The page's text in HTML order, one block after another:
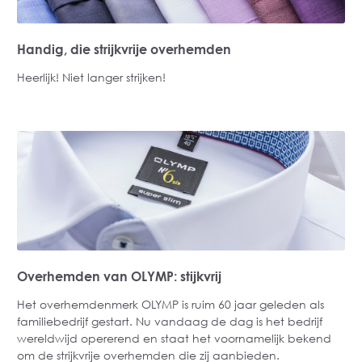
Handig, die strijkvrije overhemden
Heerlijk! Niet langer strijken!
Overhemden van OLYMP: stijkvrij
Het overhemdenmerk OLYMP is ruim 60 jaar geleden als
familiebedrijf gestart. Nu vandaag de dag is het bedrijf
wereldwijd opererend en staat het voornamelijk bekend
om de strijkvrije overhemden die zij aanbieden.